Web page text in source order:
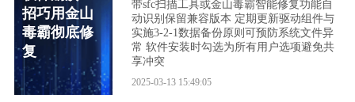
招巧用金山
毒霸彻底修
复
带sfc扫描工具或金山毒霸智能修复功能自
动识别保留兼容版本 定期更新驱动组件与
实施3-2-1数据备份原则可预防系统文件异
常 软件安装时勾选为所有用户选项避免共
享冲突
2025-03-13 15:49:05